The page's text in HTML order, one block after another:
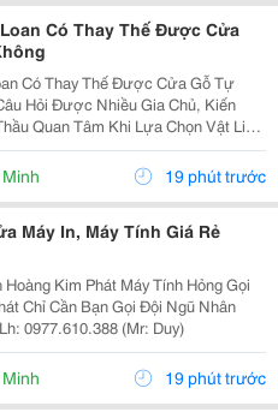
Có Thay Thế Được Cửa
Có Thay Thế Được Cửa Gỗ Tự
Hỏi Được Nhiều Gia Chủ, Kiến
Quan Tâm Khi Lựa Chọn Vật Liệu
Trình Hiện Đại. Trong Bối Cảnh Giá
Càng Cao, Khai Thác Gỗ Gây Áp
19 phút trước
Máy In, Máy Tính Giá Rẻ
Phát Máy Tính Hỏng Gọi
Nhân
Viên Sẽ Tới Liền Lh: 0977.610.388 (Mr: Duy)
19 phút trước